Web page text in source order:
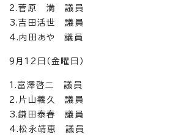
2.菅原 満 議員
3.吉田活世 議員
4.内田あや 議員
9月12日（金曜日）
1.富澤啓二 議員
2.片山義久 議員
3.鎌田泰春 議員
4.松永靖恵 議員